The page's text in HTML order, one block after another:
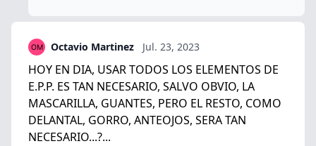
Octavio Martinez Jul. 23, 2023
HOY EN DIA, USAR TODOS LOS ELEMENTOS DE
E.P.P. ES TAN NECESARIO, SALVO OBVIO, LA
MASCARILLA, GUANTES, PERO EL RESTO, COMO
DELANTAL, GORRO, ANTEOJOS, SERA TAN
NECESARIO...?...